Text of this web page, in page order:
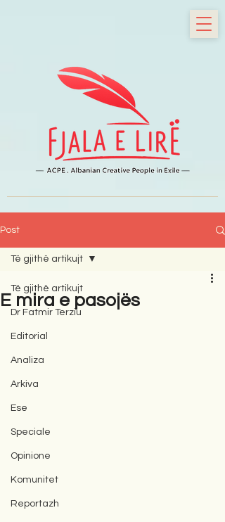
Post
Të gjithë artikujt
Dr Fatmir Terziu
Editorial
Analiza
Arkiva
Ese
Speciale
Opinione
Komunitet
Reportazh
Të gjithë artikujt
E mira e pasojës